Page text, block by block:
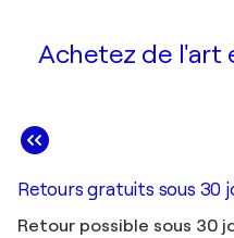
Achetez de l'art
Retours gratuits sous 30
Retour possible sous 30